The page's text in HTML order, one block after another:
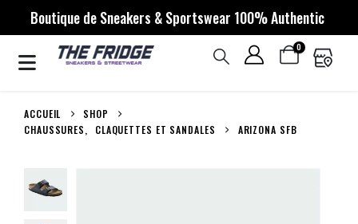
Boutique de Sneakers & Sportswear 100% Authentic
0
ACCUEIL
SHOP
CHAUSSURES, CLAQUETTES ET SANDALES ARIZONA SFB